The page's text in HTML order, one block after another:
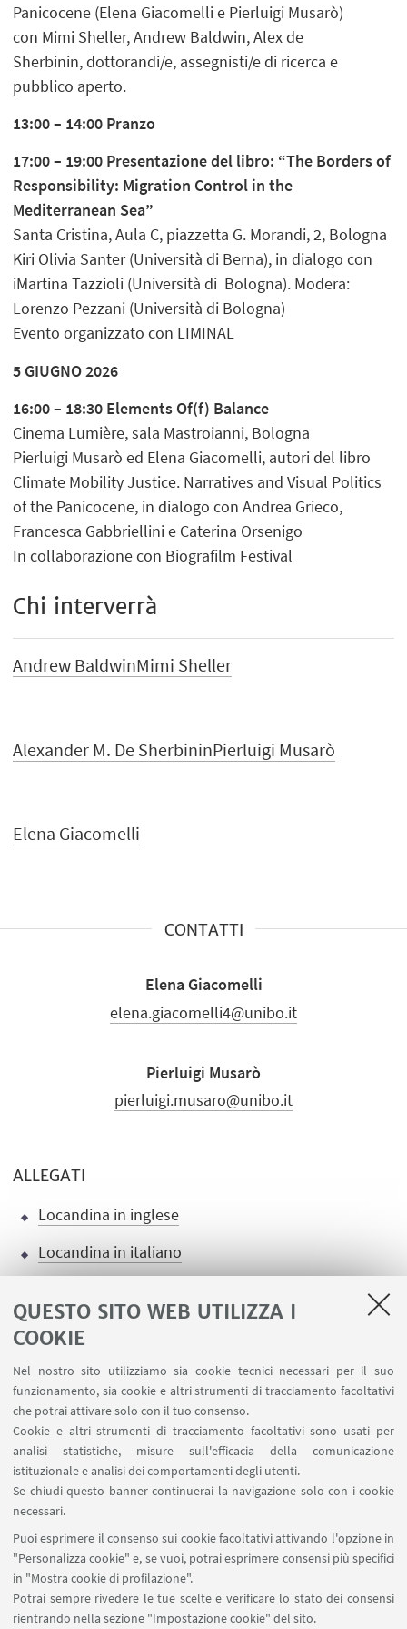
QUESTO SITO WEB UTILIZZA I
COOKIE
Nel nostro sito utilizziamo sia cookie tecnici necessari per il suo
funzionamento, sia cookie e altri strumenti di tracciamento facoltativi
che potrai attivare solo con il tuo consenso.
Cookie e altri strumenti di tracciamento facoltativi sono usati per
analisi statistiche, misure sull'efficacia della comunicazione
istituzionale e analisi dei comportamenti degli utenti.
Se chiudi questo banner continuerai la navigazione solo con i cookie
necessari.
Puoi esprimere il consenso sui cookie facoltativi attivando l'opzione in
"Personalizza cookie" e, se vuoi, potrai esprimere consensi più specifici
in "Mostra cookie di profilazione".
Potrai sempre rivedere le tue scelte e verificare lo stato dei consensi
rientrando nella sezione "Impostazione cookie" del sito.
Panicocene (Elena Giacomelli e Pierluigi Musarò)
con Mimi Sheller, Andrew Baldwin, Alex de
Sherbinin, dottorandi/e, assegnisti/e di ricerca e
pubblico aperto.
13:00 – 14:00 Pranzo
17:00 – 19:00 Presentazione del libro: “The Borders of
Responsibility: Migration Control in the
Mediterranean Sea”
Santa Cristina, Aula C, piazzetta G. Morandi, 2, Bologna
Kiri Olivia Santer (Università di Berna), in dialogo con
iMartina Tazzioli (Università di Bologna). Modera:
Lorenzo Pezzani (Università di Bologna)
Evento organizzato con LIMINAL
5 GIUGNO 2026
16:00 – 18:30 Elements Of(f) Balance
Cinema Lumière, sala Mastroianni, Bologna
Pierluigi Musarò ed Elena Giacomelli, autori del libro
Climate Mobility Justice. Narratives and Visual Politics
of the Panicocene, in dialogo con Andrea Grieco,
Francesca Gabbriellini e Caterina Orsenigo
In collaborazione con Biografilm Festival
Chi interverrà
Andrew BaldwinMimi Sheller
Alexander M. De SherbininPierluigi Musarò
Elena Giacomelli
CONTATTI
Elena Giacomelli
elena.giacomelli4@unibo.it
Pierluigi Musarò
pierluigi.musaro@unibo.it
ALLEGATI
Locandina in inglese
Locandina in italiano
Contatti
Area riservata
SEGUI IL DIPARTIMENTO SU:
SEGUI UNIBO SU:
APP: